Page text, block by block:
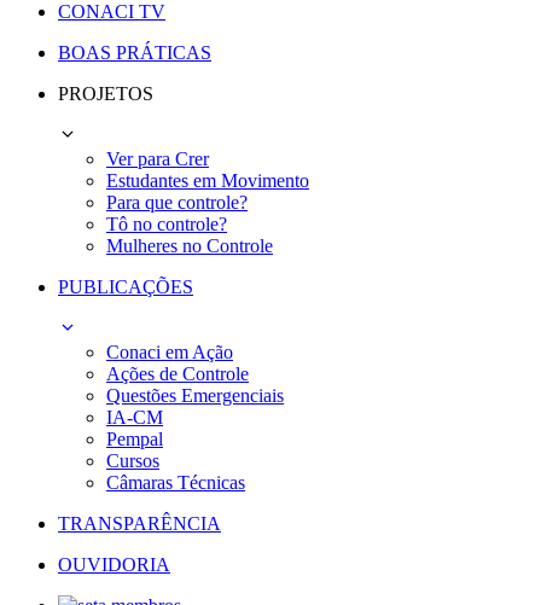
CONACI TV
BOAS PRÁTICAS
PROJETOS
Ver para Crer
Estudantes em Movimento
Para que controle?
Tô no controle?
Mulheres no Controle
PUBLICAÇÕES
Conaci em Ação
Ações de Controle
Questões Emergenciais
IA-CM
Pempal
Cursos
Câmaras Técnicas
TRANSPARÊNCIA
OUVIDORIA